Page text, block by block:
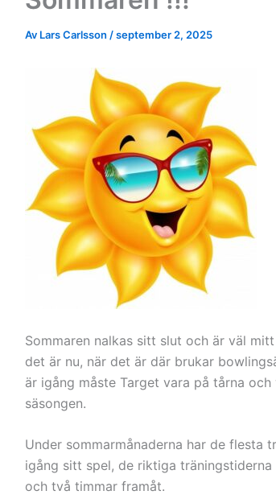
Av Lars Carlsson /september 2, 2025
Sommaren nalkas sitt slut och är väl
det är nu, när det är där brukar
är igång måste Target vara på tårna
säsongen.
Under sommarmånaderna har de flesta
igång sitt spel, de riktiga
och två timmar framåt.